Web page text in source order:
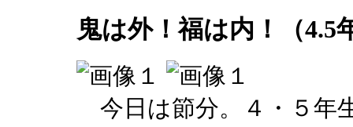
鬼は外！福は内！（4.5
今日は節分。４・５年